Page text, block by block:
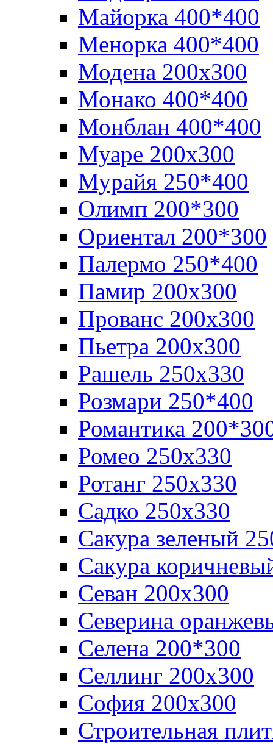
Майорка 400*400
Менорка 400*400
Модена 200х300
Монако 400*400
Монблан 400*400
Муаре 200х300
Мурайя 250*400
Олимп 200*300
Ориентал 200*300
Палермо 250*400
Памир 200х300
Прованс 200х300
Пьетра 200х300
Рашель 250х330
Розмари 250*400
Романтика
Ромео 250x330
Ротанг 250х330
Садко 250х330
Сакура зеленый
Сакура
Севан 200х300
Северина
Селена 200*300
Селлинг 200х300
София 200х300
Строительная